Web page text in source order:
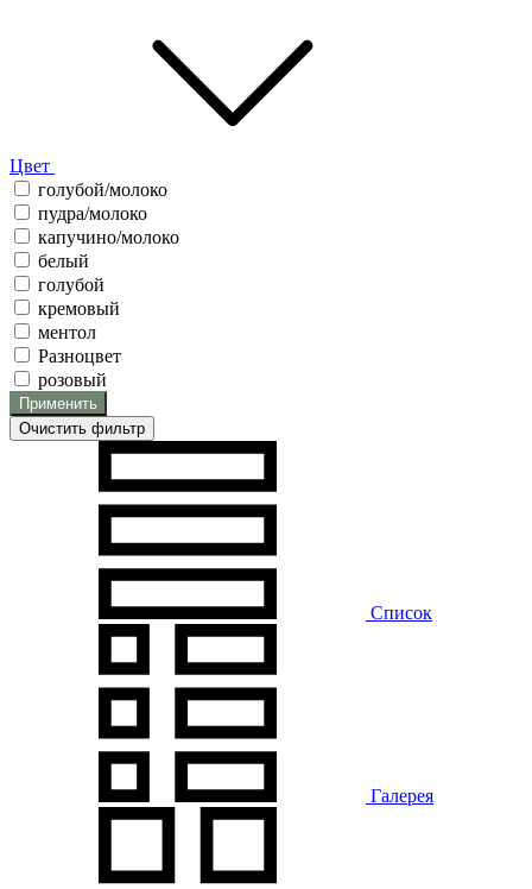
Цвет
голубой/молоко
пудра/молоко
капучино/молоко
белый
голубой
кремовый
ментол
Разноцвет
розовый
Применить
Очистить фильтр
Список
Галерея